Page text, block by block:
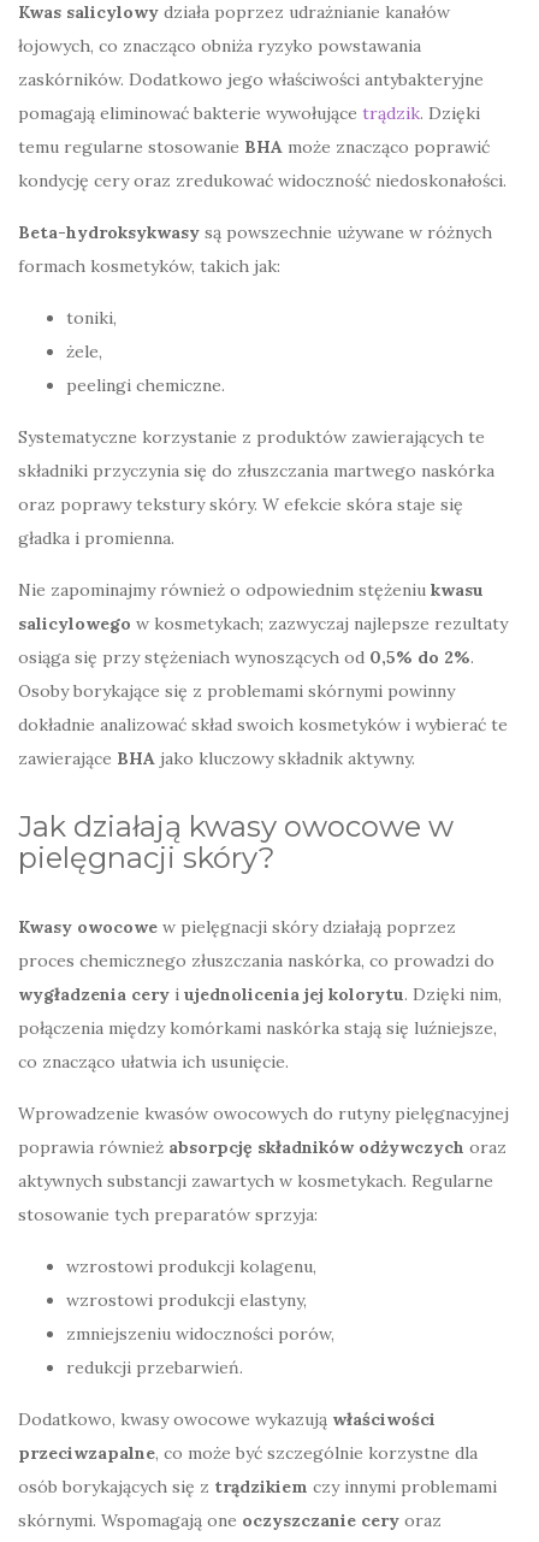
Kwas salicylowy działa poprzez udrażnianie kanałów
łojowych, co znacząco obniża ryzyko powstawania
zaskórników. Dodatkowo jego właściwości antybakteryjne
pomagają eliminować bakterie wywołujące trądzik. Dzięki
temu regularne stosowanie BHA może znacząco poprawić
kondycję cery oraz zredukować widoczność niedoskonałości.
Beta-hydroksykwasy są powszechnie używane w różnych
formach kosmetyków, takich jak:
toniki,
żele,
peelingi chemiczne.
Systematyczne korzystanie z produktów zawierających te
składniki przyczynia się do złuszczania martwego naskórka
oraz poprawy tekstury skóry. W efekcie skóra staje się
gładka i promienna.
Nie zapominajmy również o odpowiednim stężeniu kwasu
salicylowego w kosmetykach; zazwyczaj najlepsze rezultaty
osiąga się przy stężeniach wynoszących od 0,5% do 2%.
Osoby borykające się z problemami skórnymi powinny
dokładnie analizować skład swoich kosmetyków i wybierać te
zawierające BHA jako kluczowy składnik aktywny.
Jak działają kwasy owocowe w
pielęgnacji skóry?
Kwasy owocowe w pielęgnacji skóry działają poprzez
proces chemicznego złuszczania naskórka, co prowadzi do
wygładzenia cery i ujednolicenia jej kolorytu. Dzięki nim,
połączenia między komórkami naskórka stają się luźniejsze,
co znacząco ułatwia ich usunięcie.
Wprowadzenie kwasów owocowych do rutyny pielęgnacyjnej
poprawia również absorpcję składników odżywczych oraz
aktywnych substancji zawartych w kosmetykach. Regularne
stosowanie tych preparatów sprzyja:
wzrostowi produkcji kolagenu,
wzrostowi produkcji elastyny,
zmniejszeniu widoczności porów,
redukcji przebarwień.
Dodatkowo, kwasy owocowe wykazują właściwości
przeciwzapalne, co może być szczególnie korzystne dla
osób borykających się z trądzikiem czy innymi problemami
skórnymi. Wspomagają one oczyszczanie cery oraz